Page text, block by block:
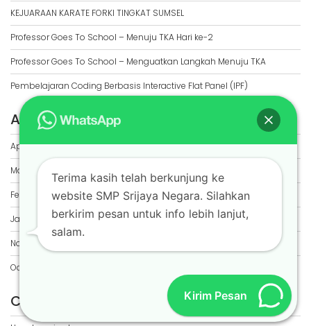
KEJUARAAN KARATE FORKI TINGKAT SUMSEL
Professor Goes To School – Menuju TKA Hari ke-2
Professor Goes To School – Menguatkan Langkah Menuju TKA
Pembelajaran Coding Berbasis Interactive Flat Panel (IPF)
ARCHIVES
April 2026
March 2026
February 2026
January 2026
November 2025
October 2025
CATEGORIES Kirim Pesan
Terima kasih telah berkunjung ke
website SMP Srijaya Negara. Silahkan
berkirim pesan untuk info lebih lanjut,
salam.